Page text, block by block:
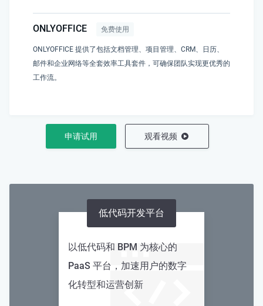
ONLYOFFICE 免费使用
ONLYOFFICE 提供了包括文档管理、项目管理、CRM、日历、
邮件和企业网络等全套效率工具套件，可确保团队实现更优秀的
工作流。
申请试用 观看视频
低代码开发平台
以低代码和 BPM 为核心的
PaaS 平台，加速用户的数字
化转型和运营创新